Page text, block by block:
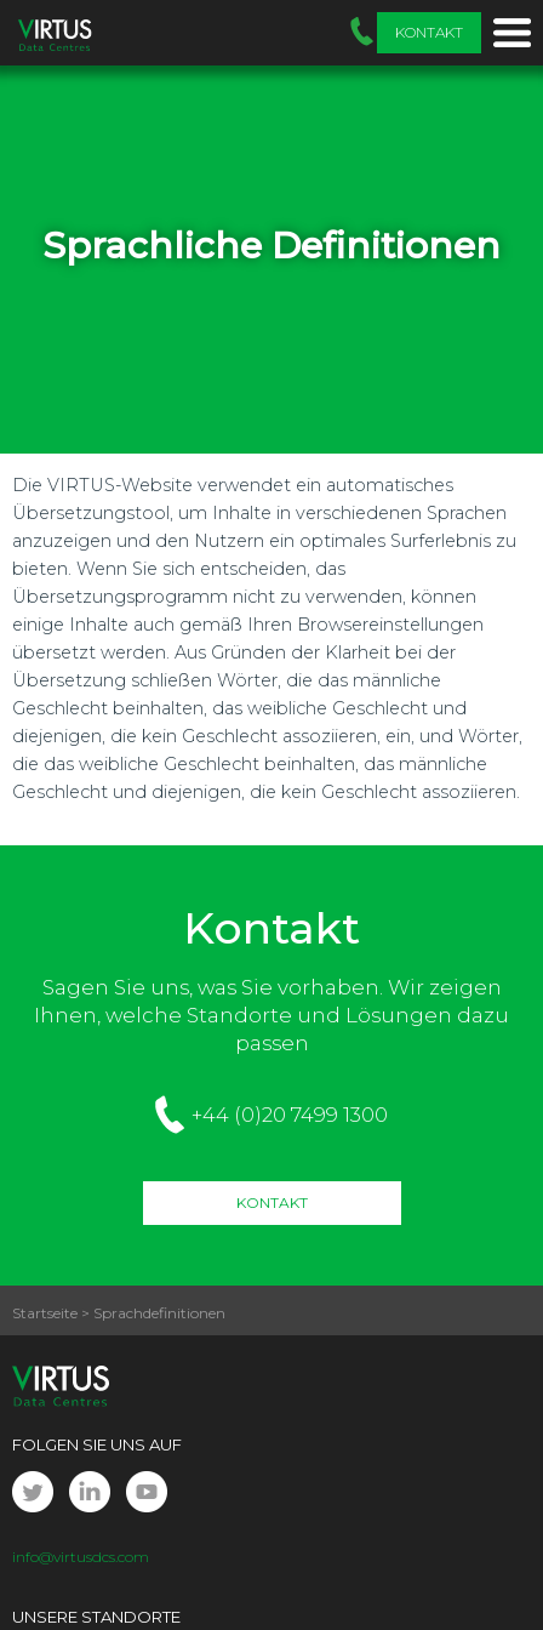
KONTAKT
Sprachliche Definitionen
Die VIRTUS-Website verwendet ein automatisches
Übersetzungstool, um Inhalte in verschiedenen Sprachen
anzuzeigen und den Nutzern ein optimales Surferlebnis zu
bieten. Wenn Sie sich entscheiden, das
Übersetzungsprogramm nicht zu verwenden, können
einige Inhalte auch gemäß Ihren Browsereinstellungen
übersetzt werden. Aus Gründen der Klarheit bei der
Übersetzung schließen Wörter, die das männliche
Geschlecht beinhalten, das weibliche Geschlecht und
diejenigen, die kein Geschlecht assoziieren, ein, und Wörter,
die das weibliche Geschlecht beinhalten, das männliche
Geschlecht und diejenigen, die kein Geschlecht assoziieren.
Kontakt
Sagen Sie uns, was Sie vorhaben. Wir zeigen
Ihnen, welche Standorte und Lösungen dazu
passen
+44 (0)20 7499 1300
KONTAKT
Startseite > Sprachdefinitionen
FOLGEN SIE UNS AUF
info@virtusdcs.com
UNSERE STANDORTE